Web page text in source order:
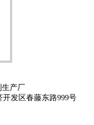
生产厂
发区春藤东路999号